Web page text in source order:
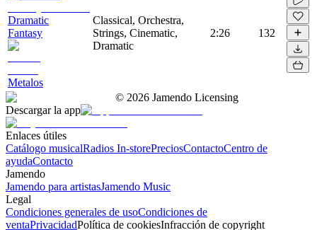
Dramatic
Fantasy
Metalos
Classical, Orchestra,
Strings, Cinematic,
Dramatic
2:26 132
© 2026 Jamendo Licensing
Descargar la app
Enlaces útiles
Catálogo musicalRadios In-storePreciosContactoCentro de
ayudaContacto
Jamendo
Jamendo para artistasJamendo Music
Legal
Condiciones generales de usoCondiciones de
ventaPrivacidadPolítica de cookiesInfracción de copyright